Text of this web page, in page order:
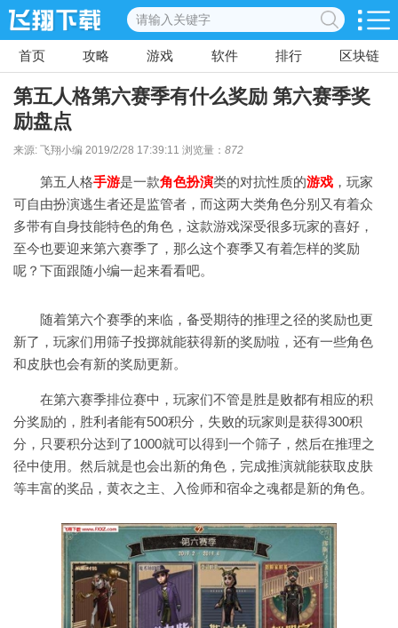
首页 攻略 游戏 软件 排行 区块链
第五人格第六赛季有什么奖励 第六赛季奖
励盘点
来源: 飞翔小编 2019/2/28 17:39:11 浏览量： 872
第五人格手游是一款角色扮演类的对抗性质的游戏 ，玩家
可自由扮演逃生者还是监管者，而这两大类角色分别又有着众
多带有自身技能特色的角色，这款游戏深受很多玩家的喜好，
至今也要迎来第六赛季了，那么这个赛季又有着怎样的奖励
呢？下面跟随小编一起来看看吧。
随着第六个赛季的来临，备受期待的推理之径的奖励也更
新了，玩家们用筛子投掷就能获得新的奖励啦，还有一些角色
和皮肤也会有新的奖励更新。
在第六赛季排位赛中，玩家们不管是胜是败都有相应的积
分奖励的，胜利者能有500积分，失败的玩家则是获得300积
分，只要积分达到了1000就可以得到一个筛子，然后在推理之
径中使用。然后就是也会出新的角色，完成推演就能获取皮肤
等丰富的奖品，黄衣之主、入俭师和宿伞之魂都是新的角色。